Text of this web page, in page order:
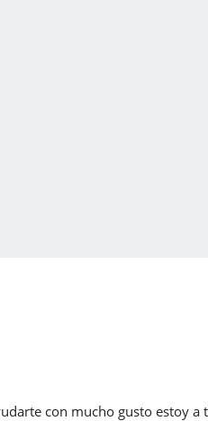
con mucho gusto estoy a